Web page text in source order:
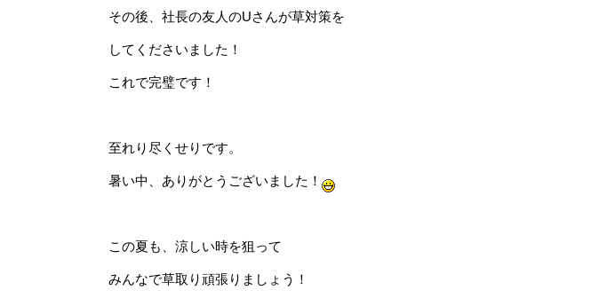
その後、社長の友人のUさんが草対策を
してくださいました！
これで完璧です！
至れり尽くせりです。
暑い中、ありがとうございました！
この夏も、涼しい時を狙って
みんなで草取り頑張りましょう！